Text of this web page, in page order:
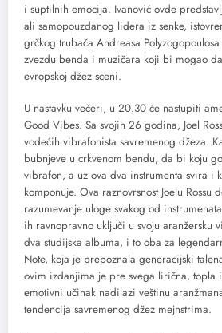
i suptilnih emocija. Ivanović ovde
ali samopouzdanog lidera iz senke,
grčkog trubača Andreasa
zvezdu benda i muzičara koji bi mogao
evropskoj džez sceni.
U nastavku večeri, u 20.30 će nastupiti
Good Vibes. Sa svojih 26 godina, Joel
vodećih vibrafonista savremenog džeza.
bubnjeve u crkvenom bendu, da bi koju
vibrafon, a uz ova dva instrumenta svira i
komponuje. Ova raznovrsnost Joelu Rossu
razumevanje uloge svakog od
ih ravnopravno uključi u svoju aranžersku
dva studijska albuma, i to oba za
Note, koja je prepoznala generacijski
ovim izdanjima je pre svega lirična, topla
emotivni učinak nadilazi veštinu
tendencija savremenog džez mejnstrima.